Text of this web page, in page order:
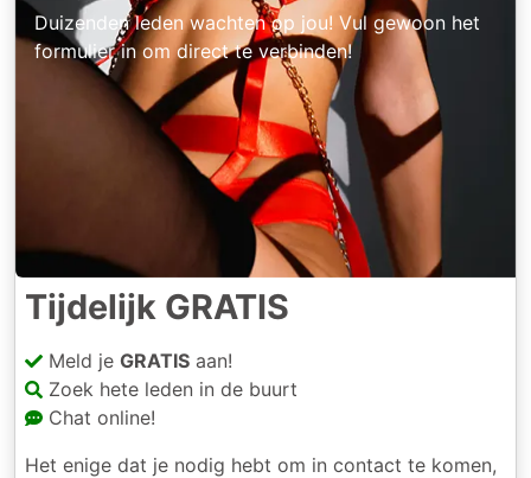
Duizenden leden wachten op jou! Vul gewoon het
formulier in om direct te verbinden!
Tijdelijk GRATIS
Meld je GRATIS aan!
Zoek hete leden in de buurt
Chat online!
Het enige dat je nodig hebt om in contact te komen,